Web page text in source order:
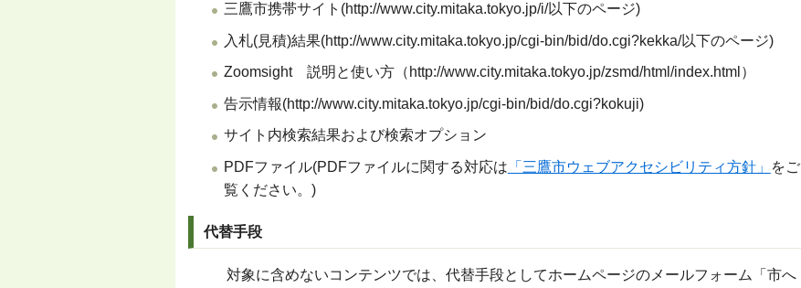
三鷹市携帯サイト(http://www.city.mitaka.tokyo.jp/i/以下のページ)
入札(見積)結果(http://www.city.mitaka.tokyo.jp/cgi-bin/bid/do.cgi?kekka/以下のページ)
Zoomsight 説明と使い方（http://www.city.mitaka.tokyo.jp/zsmd/html/index.html）
告示情報(http://www.city.mitaka.tokyo.jp/cgi-bin/bid/do.cgi?kokuji)
サイト内検索結果および検索オプション
PDFファイル(PDFファイルに関する対応は 「三鷹市ウェブアクセシビリティ方針」
をご
覧ください。)
代替手段
対象に含めないコンテンツでは、代替手段としてホームページのメールフォーム「市へ